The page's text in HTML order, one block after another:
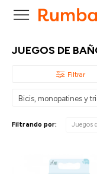

JUEGOS DE
Bicis, monopatines y
Filtrando por: Juegos